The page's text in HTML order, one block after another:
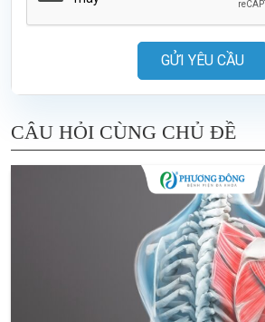
GỬI YÊU CẦU
CÂU HỎI CÙNG CHỦ ĐỀ